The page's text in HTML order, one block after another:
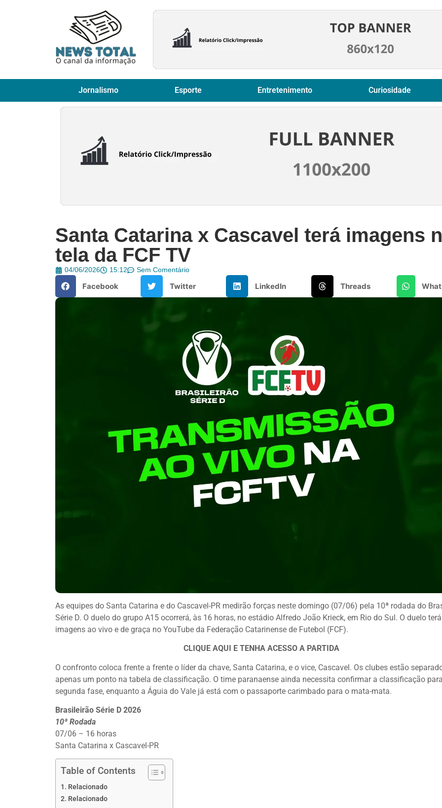
Jornalismo Esporte Entretenimento Curiosidade
Santa Catarina x Cascavel terá imagens
tela da FCF TV
04/06/2026 15:12 Sem Comentário
Facebook Twitter LinkedIn Threads
As equipes do Santa Catarina e do Cascavel-PR medirão forças neste domingo (07/06) pela 10ª rodada do
Série D. O duelo do grupo A15 ocorrerá, às 16 horas, no estádio Alfredo João Krieck, em Rio do Sul. O duelo terá
imagens ao vivo e de graça no YouTube da Federação Catarinense de Futebol (FCF).
CLIQUE AQUI E TENHA ACESSO A PARTIDA
O confronto coloca frente a frente o líder da chave, Santa Catarina, e o vice, Cascavel. Os clubes estão
apenas um ponto na tabela de classificação. O time paranaense ainda necessita confirmar a classificação
segunda fase, enquanto a Águia do Vale já está com o passaporte carimbado para o mata-mata.
Brasileirão Série D 2026
10ª Rodada
07/06 – 16 horas
Santa Catarina x Cascavel-PR
Table of Contents
Relacionado
Relacionado